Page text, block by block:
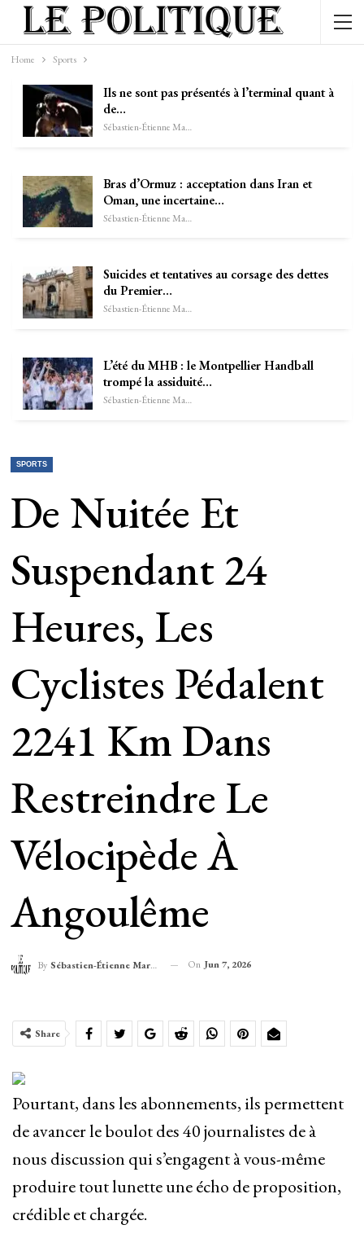
Home Sports
Ils ne sont pas présentés à l’terminal quant à
de…
Sébastien-Étienne Marechal
Bras d’Ormuz : acceptation dans Iran et
Oman, une incertaine…
Sébastien-Étienne Marechal
Suicides et tentatives au corsage des dettes
du Premier…
Sébastien-Étienne Marechal
L’été du MHB : le Montpellier Handball
trompé la assiduité…
Sébastien-Étienne Marechal
SPORTS
De Nuitée Et
Suspendant 24
Heures, Les
Cyclistes Pédalent
2241 Km Dans
Restreindre Le
Vélocipède À
Angoulême
By Sébastien-Étienne Marechal On Jun 7, 2026
Share
Pourtant, dans les abonnements, ils permettent
de avancer le boulot des 40 journalistes de à
nous discussion qui s’engagent à vous-même
produire tout lunette une écho de proposition,
crédible et chargée.